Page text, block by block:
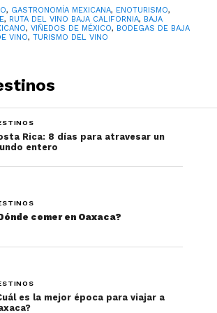
en común es la capacidad de
de Baja California a través de
para
y principiantes
atractivos de la Ruta del Vino
ser un conocedor para
, GASTRONOMÍA MEXICANA, ENOTURISMO,
, RUTA DEL VINO BAJA CALIFORNIA, BAJA
, VIÑEDOS DE MÉXICO, BODEGAS DE BAJA
VINO, TURISMO DEL VINO
Rica: 8 días para atravesar un
entero
comer en Oaxaca?
es la mejor época para viajar a